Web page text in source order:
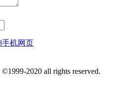
手机网页
2020 all rights reserved.